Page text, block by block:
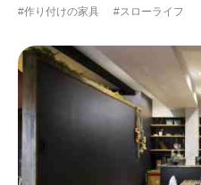
#作り付けの家具
#スローライフ